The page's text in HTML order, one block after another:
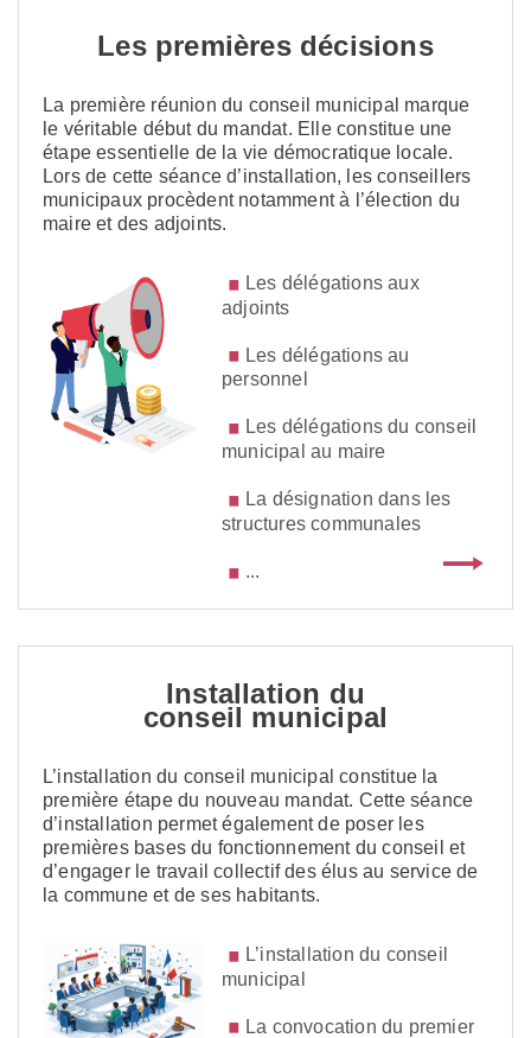
Les premières décisions
La première réunion du conseil municipal marque
le véritable début du mandat. Elle constitue une
étape essentielle de la vie démocratique locale.
Lors de cette séance d’installation, les conseillers
municipaux procèdent notamment à l’élection du
maire et des adjoints.
Les délégations aux
adjoints
Les délégations au
personnel
Les délégations du conseil
municipal au maire
La désignation dans les
structures communales
...
Installation du
conseil municipal
L’installation du conseil municipal constitue la
première étape du nouveau mandat. Cette séance
d’installation permet également de poser les
premières bases du fonctionnement du conseil et
d’engager le travail collectif des élus au service de
la commune et de ses habitants.
L’installation du conseil
municipal
La convocation du premier